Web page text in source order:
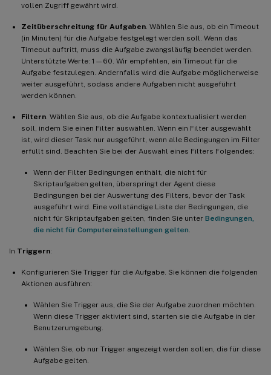
vollen Zugriff gewährt wird.
Zeitüberschreitung für Aufgaben . Wählen Sie aus, ob ein Timeout
(in Minuten) für die Aufgabe festgelegt werden soll. Wenn das
Timeout auftritt, muss die Aufgabe zwangsläufig beendet werden.
Unterstützte Werte: 1—60. Wir empfehlen, ein Timeout für die
Aufgabe festzulegen. Andernfalls wird die Aufgabe möglicherweise
weiter ausgeführt, sodass andere Aufgaben nicht ausgeführt
werden können.
Filtern . Wählen Sie aus, ob die Aufgabe kontextualisiert werden
soll, indem Sie einen Filter auswählen. Wenn ein Filter ausgewählt
ist, wird dieser Task nur ausgeführt, wenn alle Bedingungen im Filter
erfüllt sind. Beachten Sie bei der Auswahl eines Filters Folgendes:
Wenn der Filter Bedingungen enthält, die nicht für
Skriptaufgaben gelten, überspringt der Agent diese
Bedingungen bei der Auswertung des Filters, bevor der Task
ausgeführt wird. Eine vollständige Liste der Bedingungen, die
nicht für Skriptaufgaben gelten, finden Sie unter Bedingungen,
die nicht für Computereinstellungen gelten
In Triggern:
Konfigurieren Sie Trigger für die Aufgabe. Sie können die folgenden
Aktionen ausführen:
Wählen Sie Trigger aus, die Sie der Aufgabe zuordnen möchten.
Wenn diese Trigger aktiviert sind, starten sie die Aufgabe in der
Benutzerumgebung.
Wählen Sie, ob nur Trigger angezeigt werden sollen, die für diese
Aufgabe gelten.